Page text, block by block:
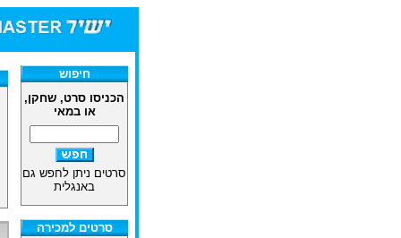
חיפוש
הכניסו סרט, שחקן,
או במאי
סרטים ניתן לחפש גם
באנגלית
סרטים למכירה